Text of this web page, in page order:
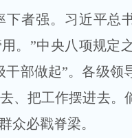
强。习近平总
。”中央八项规定
部做起”。各级领
、把工作摆进去。
众必戳脊梁。